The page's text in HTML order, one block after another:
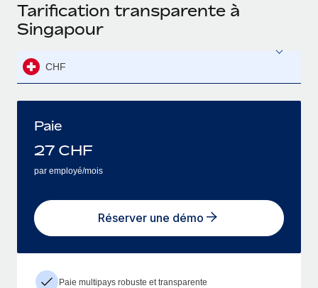
Tarification transparente à
Singapour
CHF
Paie
27 CHF
par employé/mois
Réserver une démo
Paie multipays robuste et transparente